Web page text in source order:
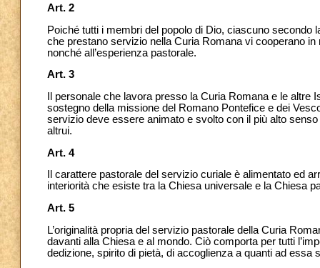
Art. 2
Poiché tutti i membri del popolo di Dio, ciascuno secondo
che prestano servizio nella Curia Romana vi cooperano
nonché all’esperienza pastorale.
Art. 3
Il personale che lavora presso la Curia Romana e le
sostegno della missione del Romano Pontefice e dei
servizio deve essere animato e svolto con il più alto
altrui.
Art. 4
Il carattere pastorale del servizio curiale è alimentato ed
interiorità che esiste tra la Chiesa universale e la Chiesa
Art. 5
L’originalità propria del servizio pastorale della Curia
davanti alla Chiesa e al mondo. Ciò comporta per tutti
dedizione, spirito di pietà, di accoglienza a quanti ad essa